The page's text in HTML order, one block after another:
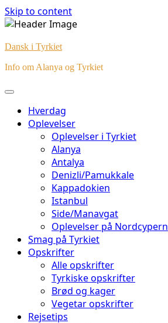
Skip to content
Dansk i Tyrkiet
Info om Alanya og Tyrkiet
Hverdag
Oplevelser
Oplevelser i Tyrkiet
Alanya
Antalya
Denizli/Pamukkale
Kappadokien
Istanbul
Side/Manavgat
Oplevelser på Nordcypern
Smag på Tyrkiet
Opskrifter
Alle opskrifter
Tyrkiske opskrifter
Brød og kager
Vegetar opskrifter
Rejsetips